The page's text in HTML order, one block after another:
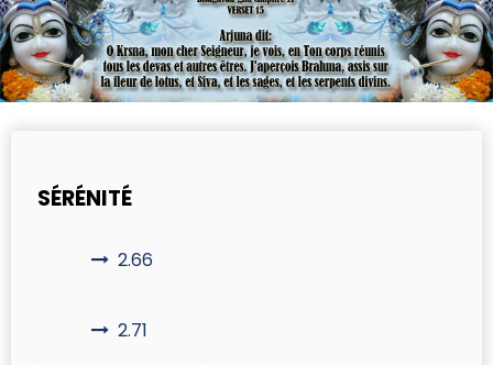
SÉRÉNITÉ
2.66
2.71